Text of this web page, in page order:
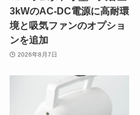
3kWのAC-DC電源に高耐環
境と吸気ファンのオプショ
ンを追加
2026年8月7日